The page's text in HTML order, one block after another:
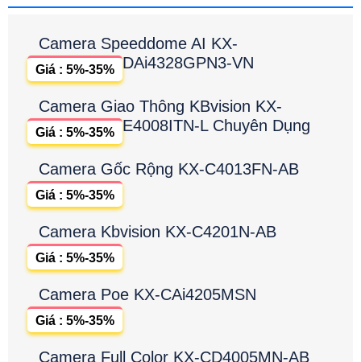
Camera Speeddome AI KX-
DAi4328GPN3-VN
Giá : 5%-35%
Camera Giao Thông KBvision KX-
E4008ITN-L Chuyên Dụng
Giá : 5%-35%
Camera Gốc Rộng KX-C4013FN-AB
Giá : 5%-35%
Camera Kbvision KX-C4201N-AB
Giá : 5%-35%
Camera Poe KX-CAi4205MSN
Giá : 5%-35%
Camera Full Color KX-CD4005MN-AB